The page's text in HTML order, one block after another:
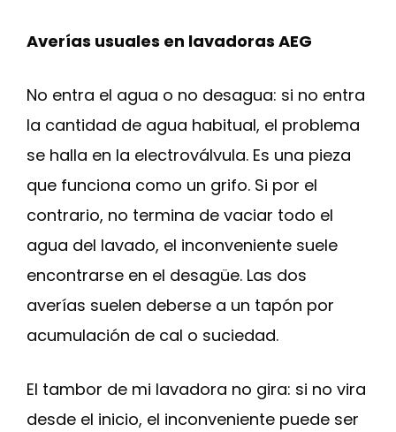
Averías usuales en lavadoras AEG
No entra el agua o no desagua: si no entra
la cantidad de agua habitual, el problema
se halla en la electroválvula. Es una pieza
que funciona como un grifo. Si por el
contrario, no termina de vaciar todo el
agua del lavado, el inconveniente suele
encontrarse en el desagüe. Las dos
averías suelen deberse a un tapón por
acumulación de cal o suciedad.
El tambor de mi lavadora no gira: si no vira
desde el inicio, el inconveniente puede ser